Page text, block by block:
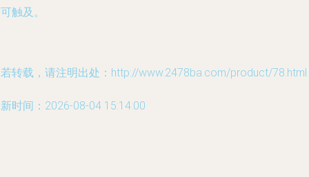
触及。
转载，请注明出处：http://www.2478ba.com/product/78.html
时间：2026-08-04 15:14:00